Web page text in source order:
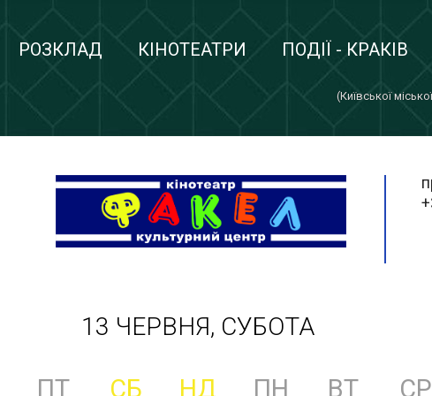
РОЗКЛАД КІНОТЕАТРИ ПОДІЇ - КРАКІВ
(Київської
13 ЧЕРВНЯ, СУБОТА
ПТ СБ НД ПН ВТ СР